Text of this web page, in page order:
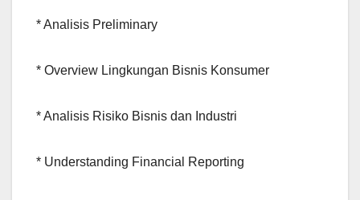
* Analisis Preliminary
* Overview Lingkungan Bisnis Konsumer
* Analisis Risiko Bisnis dan Industri
* Understanding Financial Reporting